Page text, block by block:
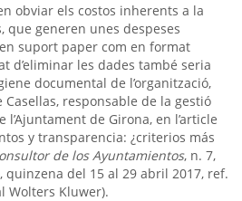
obviar els costos inherents a la
que generen unes despeses
suport paper com en format
d’eliminar les dades també seria
documental de l’organització,
Casellas, responsable de la gestió
l’Ajuntament de Girona, en l’article
y transparencia: ¿criterios más
de los Ayuntamientos, n. 7,
quinzena del 15 al 29 abril 2017, ref.
Wolters Kluwer).